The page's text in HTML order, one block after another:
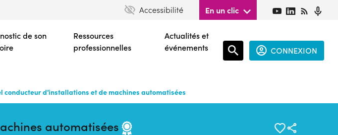
contenu
principal
Accessibilité En un clic
de son
Ressources
professionnelles
Actualités et
événements
CONNEXION
conducteur d'installations et de machines automatisées
automatisées